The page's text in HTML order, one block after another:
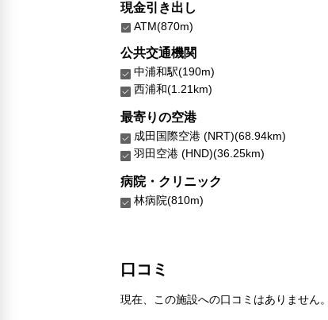
現金引き出し
ATM(870m)
公共交通機関
中浦和駅(190m)
西浦和(1.21km)
最寄りの空港
成田国際空港 (NRT)(68.94km)
羽田空港 (HND)(36.25km)
病院・クリニック
林病院(810m)
口コミ
現在、この施設への口コミはありません。